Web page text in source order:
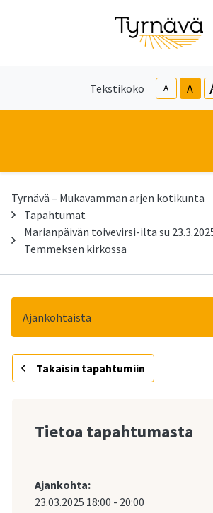
Tekstikoko A A
Tyrnävä – Mukavamman arjen kotikunta
Tapahtumat
Marianpäivän toivevirsi-ilta su
Temmeksen kirkossa
Ajankohtaista
Takaisin tapahtumiin
Tietoa tapahtumasta
Ajankohta:
23.03.2025 18:00 - 20:00